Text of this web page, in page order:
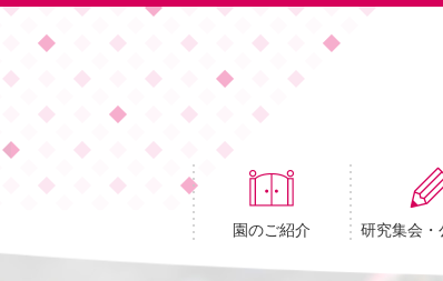
園のご紹介 研究集会・